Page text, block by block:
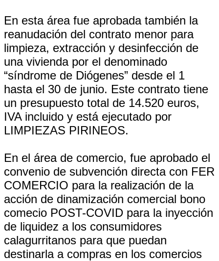
En esta área fue aprobada también la
reanudación del contrato menor para
limpieza, extracción y desinfección de
una vivienda por el denominado
“síndrome de Diógenes” desde el 1
hasta el 30 de junio. Este contrato tiene
un presupuesto total de 14.520 euros,
IVA incluido y está ejecutado por
LIMPIEZAS PIRINEOS.
En el área de comercio, fue aprobado el
convenio de subvención directa con FER
COMERCIO para la realización de la
acción de dinamización comercial bono
comecio POST-COVID para la inyección
de liquidez a los consumidores
calagurritanos para que puedan
destinarla a compras en los comercios